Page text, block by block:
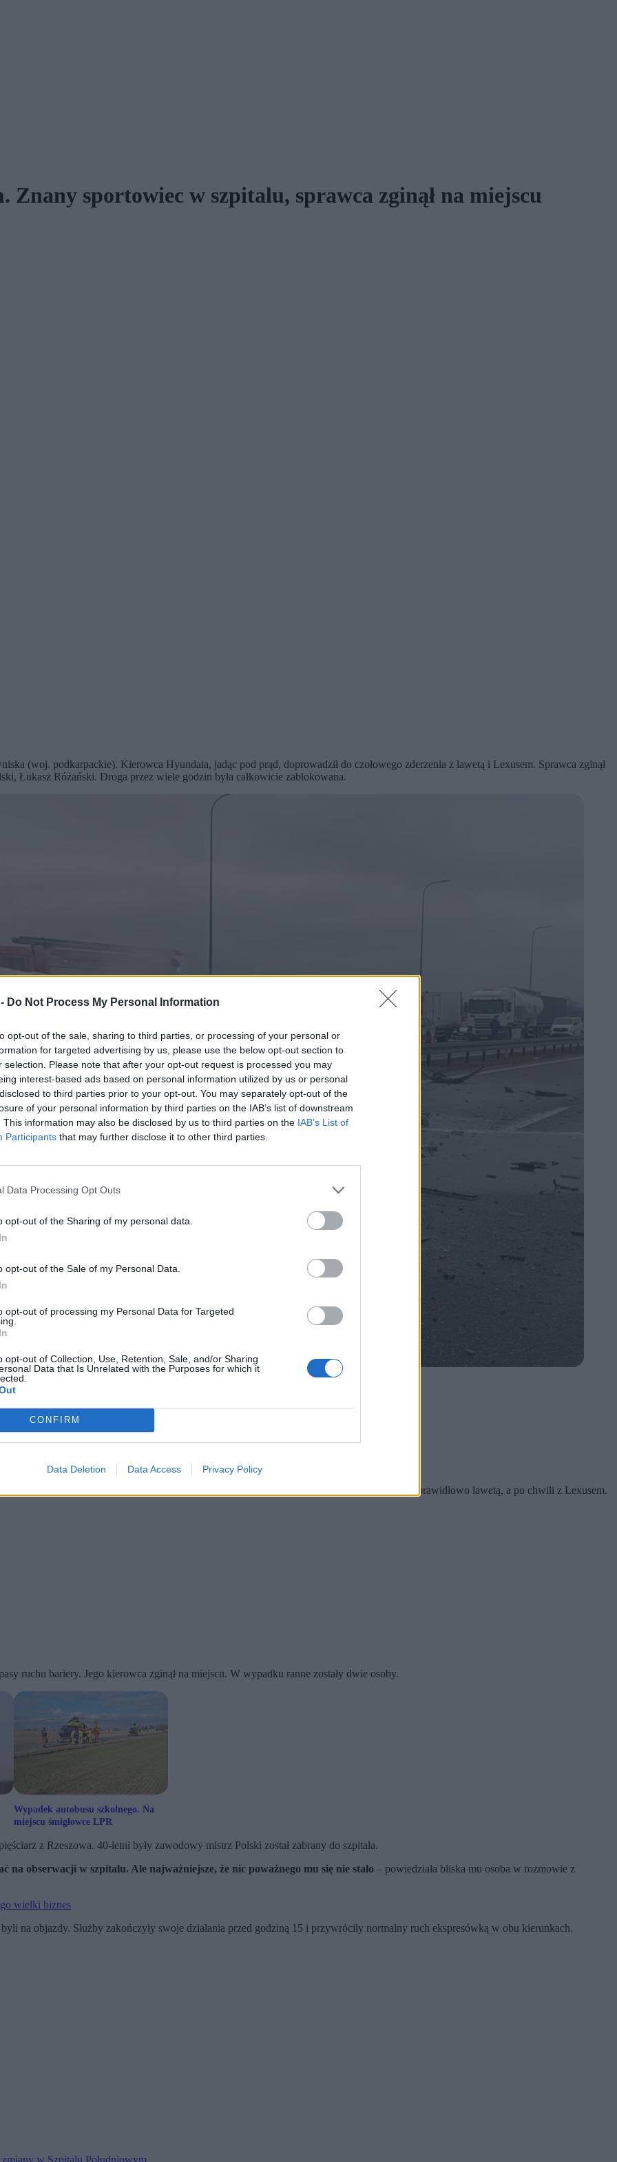
Do Not Process My Personal Information
opt-out of the sale, sharing to third parties, or processing of your personal or
for targeted advertising by us, please use the below opt-out section to
selection. Please note that after your opt-out request is processed you may
interest-based ads based on personal information utilized by us or personal
to third parties prior to your opt-out. You may separately opt-out of the
of your personal information by third parties on the IAB’s list of downstream
This information may also be disclosed by us to third parties on the IAB’s List of
Participants that may further disclose it to other third parties.
Data Processing Opt Outs
opt-out of the Sharing of my personal data.
opt-out of the Sale of my Personal Data.
opt-out of processing my Personal Data for Targeted
opt-out of Collection, Use, Retention, Sale, and/or Sharing
Data that Is Unrelated with the Purposes for which it
CONFIRM
Data Deletion Data Access Privacy Policy
Znany sportowiec w szpitalu, sprawca zginął na miejscu
(woj. podkarpackie). Kierowca Hyundaia, jadąc pod prąd, doprowadził do czołowego zderzenia z lawetą i Lexusem. Sprawca zginął
Łukasz Różański. Droga przez wiele godzin była całkowicie zablokowana.
i zginął na miejscu po tym, jak jego auto stanęło w płomieniach.
Polski w boksie, który trafił do szpitala na obserwację.
kierunkach, ruch przywrócono dopiero po godzinie 15.
w którym zginęła jedna osoba.
z rynku małych aptek
do tragicznego w skutkach zdarzenia. W Trzebownisku najpierw zderzył się z jadącą prawidłowo lawetą, a po chwili z Lexusem.
ruchu bariery. Jego kierowca zginął na miejscu. W wypadku ranne zostały dwie osoby.
Wypadek autobusu szkolnego. Na
miejscu śmigłowce LPR
z Rzeszowa. 40-letni były zawodowy mistrz Polski został zabrany do szpitala.
na obserwacji w szpitalu. Ale najważniejsze, że nic poważnego mu się nie stało – powiedziała bliska mu osoba w rozmowie z
wielki biznes
na objazdy. Służby zakończyły swoje działania przed godziną 15 i przywróciły normalny ruch ekspresówką w obu kierunkach.